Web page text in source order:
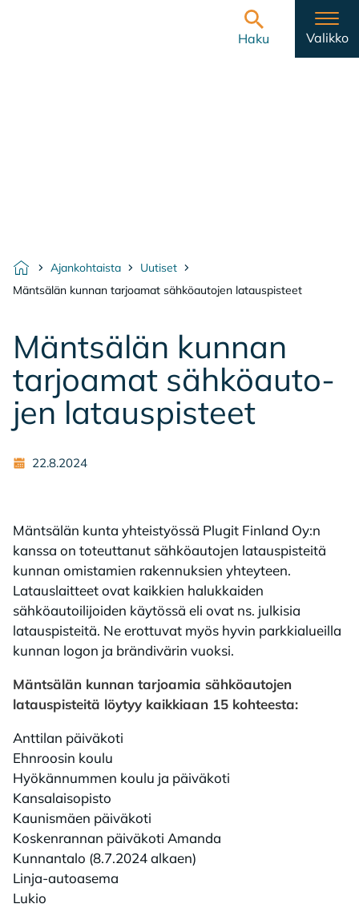
Haku
Valikko
Etusivu
Ajankohtaista
Uutiset
Mäntsälän kunnan tarjoamat sähköautojen latauspisteet
Mänt­sä­län kun­nan
tar­joa­mat säh­kö­au­to­
jen la­taus­pis­teet
22.8.2024
Mäntsälän kunta yhteistyössä Plugit Finland Oy:n
kanssa on toteuttanut sähköautojen latauspisteitä
kunnan omistamien rakennuksien yhteyteen.
Latauslaitteet ovat kaikkien halukkaiden
sähköautoilijoiden käytössä eli ovat ns. julkisia
latauspisteitä. Ne erottuvat myös hyvin parkkialueilla
kunnan logon ja brändivärin vuoksi.
Mäntsälän kunnan tarjoamia sähköautojen
latauspisteitä löytyy kaikkiaan 15 kohteesta:
Anttilan päiväkoti
Ehnroosin koulu
Hyökännummen koulu ja päiväkoti
Kansalaisopisto
Kaunismäen päiväkoti
Koskenrannan päiväkoti Amanda
Kunnantalo (8.7.2024 alkaen)
Linja-autoasema
Lukio